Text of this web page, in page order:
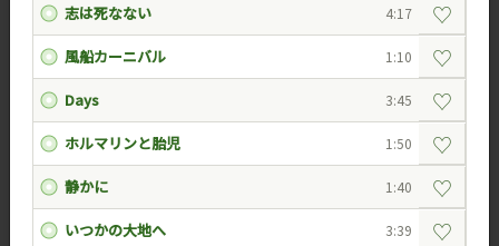
志は死なない 4:17 ♡
風船カーニバル 1:10 ♡
Days 3:45 ♡
ホルマリンと胎児 1:50 ♡
静かに 1:40 ♡
いつかの大地へ 3:39 ♡